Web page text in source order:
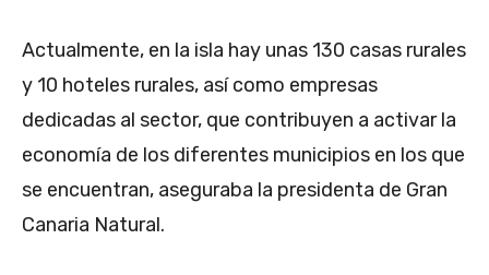
Actualmente, en la isla hay unas 130 casas rurales
y 10 hoteles rurales, así como empresas
dedicadas al sector, que contribuyen a activar la
economía de los diferentes municipios en los que
se encuentran, aseguraba la presidenta de Gran
Canaria Natural.